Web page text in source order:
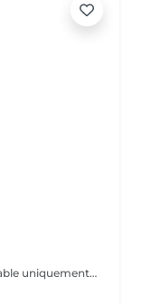
La prestation de remplissage de cils est valable uniquement pour les clients ayant réalisé leur première pose chez LuxStudio. Si vous avez fait votre première pose dans un autre salon, vous devrez réserver une pose complète de cils afin de bénéficier de notre garantie, même pour les cils que vous avez déjà.